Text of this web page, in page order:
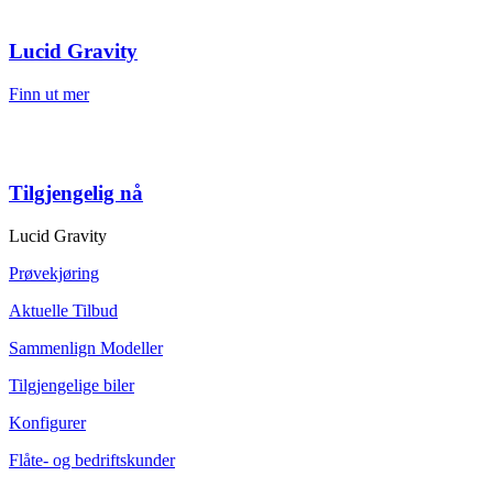
Lucid Gravity
Finn ut mer
Tilgjengelig nå
Lucid Gravity
Prøvekjøring
Aktuelle Tilbud
Sammenlign Modeller
Tilgjengelige biler
Konfigurer
Flåte- og bedriftskunder